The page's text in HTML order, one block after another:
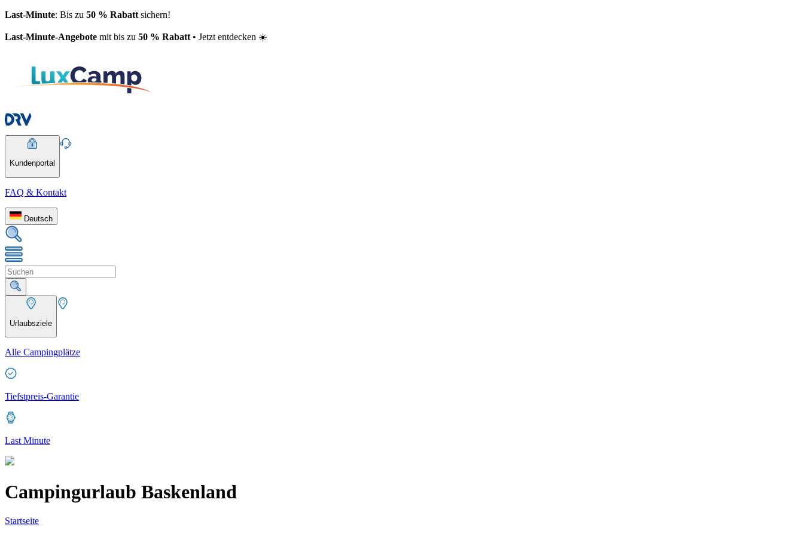
Last-Minute: Bis zu 50 % Rabatt sichern!
Last-Minute-Angebote mit bis zu 50 % Rabatt • Jetzt entdecken ☀️
Kundenportal
FAQ & Kontakt
Deutsch
Urlaubsziele
Alle Campingplätze
Tiefstpreis-Garantie
Last Minute
Campingurlaub Baskenland
Startseite